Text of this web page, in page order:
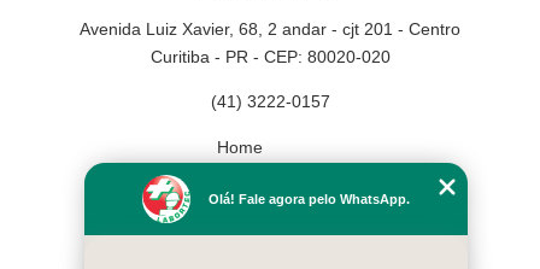
Avenida Luiz Xavier, 68, 2 andar - cjt 201 - Centro
Curitiba - PR - CEP: 80020-020
(41) 3222-0157
Home
Missão
Olá! Fale agora pelo WhatsApp.